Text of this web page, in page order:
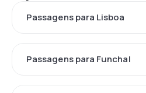
Passagens para Lisboa
Passagens para Funchal